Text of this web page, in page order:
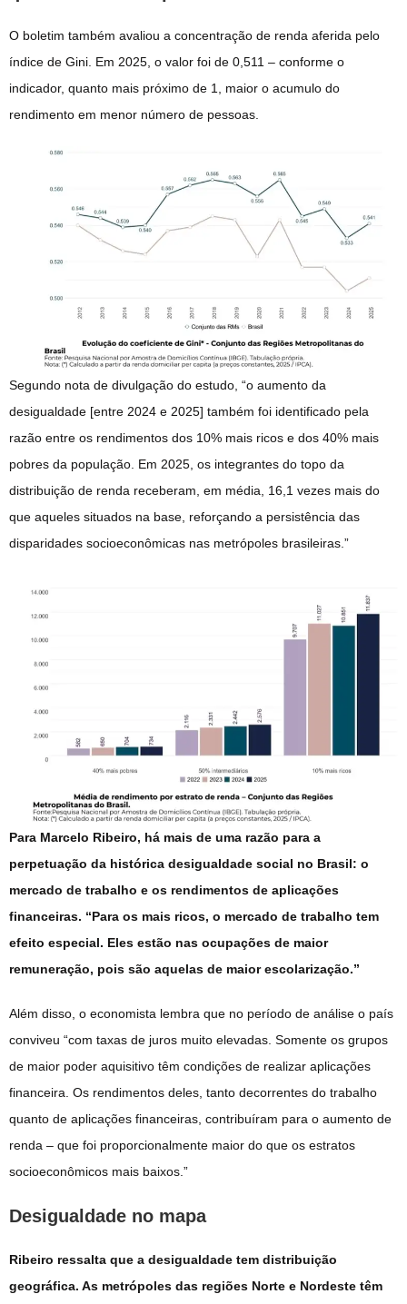
O boletim também avaliou a concentração de renda aferida pelo
índice de Gini. Em 2025, o valor foi de 0,511 – conforme o
indicador, quanto mais próximo de 1, maior o acumulo do
rendimento em menor número de pessoas.
Segundo nota de divulgação do estudo, “o aumento da
desigualdade [entre 2024 e 2025] também foi identificado pela
razão entre os rendimentos dos 10% mais ricos e dos 40% mais
pobres da população. Em 2025, os integrantes do topo da
distribuição de renda receberam, em média, 16,1 vezes mais do
que aqueles situados na base, reforçando a persistência das
disparidades socioeconômicas nas metrópoles brasileiras.”
Para Marcelo Ribeiro, há mais de uma razão para a
perpetuação da histórica desigualdade social no Brasil: o
mercado de trabalho e os rendimentos de aplicações
financeiras. “Para os mais ricos, o mercado de trabalho tem
efeito especial. Eles estão nas ocupações de maior
remuneração, pois são aquelas de maior escolarização.”
Além disso, o economista lembra que no período de análise o país
conviveu “com taxas de juros muito elevadas. Somente os grupos
de maior poder aquisitivo têm condições de realizar aplicações
financeira. Os rendimentos deles, tanto decorrentes do trabalho
quanto de aplicações financeiras, contribuíram para o aumento de
renda – que foi proporcionalmente maior do que os estratos
socioeconômicos mais baixos.”
Desigualdade no mapa
Ribeiro ressalta que a desigualdade tem distribuição
geográfica. As metrópoles das regiões Norte e Nordeste têm